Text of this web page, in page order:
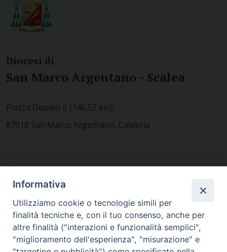
Diocesi di
San Marco Argentano - Scalea
Piazza Duomo 6 (145,52 km)
87018 San Marco Argentano, Calabria
MODULISTICA
Informativa
Utilizziamo cookie o tecnologie simili per
finalità tecniche e, con il tuo consenso, anche per
altre finalità ("interazioni e funzionalità semplici",
"miglioramento dell'esperienza", "misurazione" e